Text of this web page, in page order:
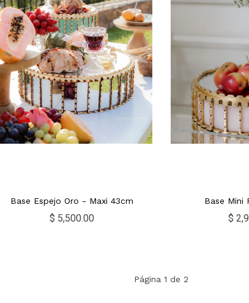
Base Espejo Oro - Maxi 43cm
$ 5,500.00
Base Mini
$
Página 1 de 2